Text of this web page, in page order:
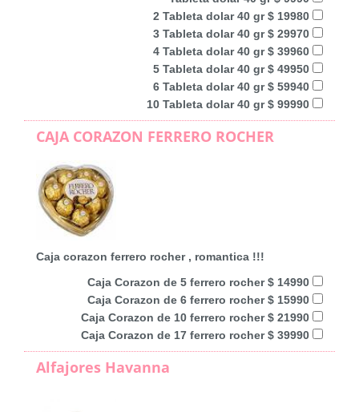
2 Tableta dolar 40 gr $ 19980
3 Tableta dolar 40 gr $ 29970
4 Tableta dolar 40 gr $ 39960
5 Tableta dolar 40 gr $ 49950
6 Tableta dolar 40 gr $ 59940
10 Tableta dolar 40 gr $ 99990
CAJA CORAZON FERRERO ROCHER
Caja corazon ferrero rocher , romantica !!!
Caja Corazon de 5 ferrero rocher $ 14990
Caja Corazon de 6 ferrero rocher $ 15990
Caja Corazon de 10 ferrero rocher $ 21990
Caja Corazon de 17 ferrero rocher $ 39990
Alfajores Havanna